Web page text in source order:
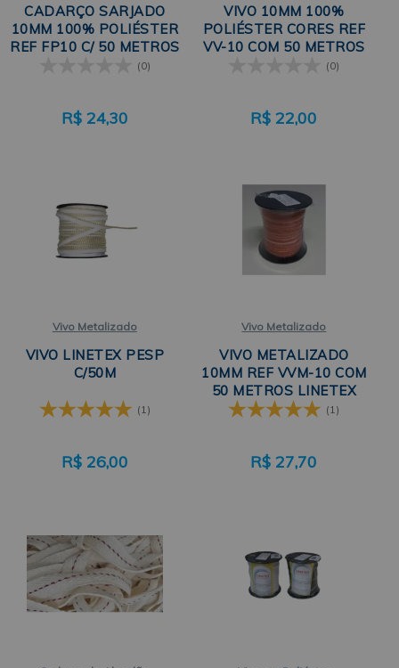
CADARÇO SARJADO
10MM 100% POLIÉSTER
REF FP10 C/ 50 METROS
(0)
R$ 24,30
VIVO 10MM 100%
POLIÉSTER CORES REF
VV-10 COM 50 METROS
(0)
R$ 22,00
Vivo Metalizado
VIVO LINETEX PESP
C/50M
(1)
R$ 26,00
Vivo Metalizado
VIVO METALIZADO
10MM REF VVM-10 COM
50 METROS LINETEX
(1)
R$ 27,70